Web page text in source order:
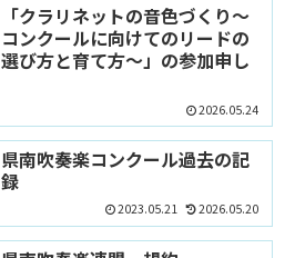
「クラリネットの音色づくり〜
コンクールに向けてのリードの
選び方と育て方〜」の参加申し
2026.05.24
県南吹奏楽コンクール過去の記
録
2023.05.21 2026.05.20